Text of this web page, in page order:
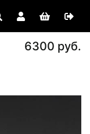
6300 руб.